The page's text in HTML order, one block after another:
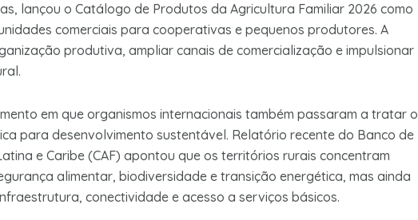
lançou o Catálogo de Produtos da Agricultura Familiar 2026 como
comerciais para cooperativas e pequenos produtores. A
produtiva, ampliar canais de comercialização e impulsionar
em que organismos internacionais também passaram a tratar o
para desenvolvimento sustentável. Relatório recente do Banco de
e Caribe (CAF) apontou que os territórios rurais concentram
alimentar, biodiversidade e transição energética, mas ainda
conectividade e acesso a serviços básicos.